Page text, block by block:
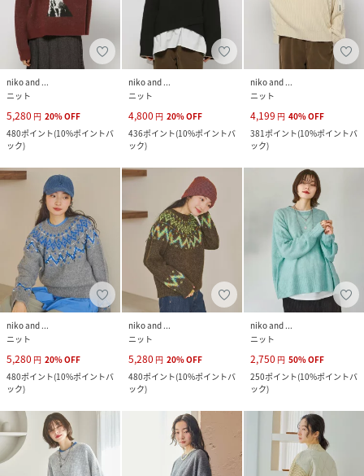
niko and ...
ニット
5,280 円 20%OFF
480ポイント(10%ポイントバ
ック)
niko and ...
ニット
4,800 円 20%OFF
436ポイント(10%ポイントバ
ック)
niko and ...
ニット
4,199 円 40%OFF
381ポイント(10%ポイントバ
ック)
niko and ...
ニット
5,280 円 20%OFF
480ポイント(10%ポイントバ
ック)
niko and ...
ニット
5,280 円 20%OFF
480ポイント(10%ポイントバ
ック)
niko and ...
ニット
2,750 円 50%OFF
250ポイント(10%ポイントバ
ック)